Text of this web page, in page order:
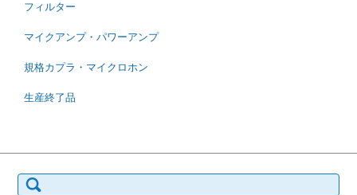
フィルター
マイクアンプ・パワーアンプ
規格カプラ・マイクロホン
生産終了品
索: